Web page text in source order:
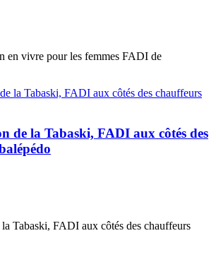
en vivre pour les femmes FADI de
de la Tabaski, FADI aux côtés des
Tabaski, FADI aux côtés des chauffeurs